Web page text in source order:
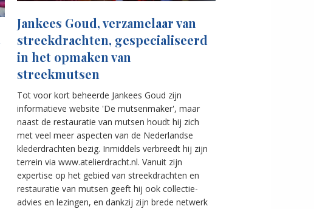
Jankees Goud, verzamelaar van
streekdrachten, gespecialiseerd
in het opmaken van
streekmutsen
Tot voor kort beheerde Jankees Goud zijn
informatieve website 'De mutsenmaker', maar
naast de restauratie van mutsen houdt hij zich
met veel meer aspecten van de Nederlandse
klederdrachten bezig. Inmiddels verbreedt hij zijn
terrein via www.atelierdracht.nl. Vanuit zijn
expertise op het gebied van streekdrachten en
restauratie van mutsen geeft hij ook collectie-
advies en lezingen, en dankzij zijn brede netwerk